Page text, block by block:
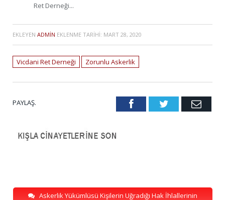
Ret Derneği...
EKLEYEN ADMIN EKLENME TARIHI: MART 28, 2020
Vicdani Ret Derneği Zorunlu Askerlik
PAYLAŞ. FacebookTwitter Email
Askerlik Yükümlüsü Kişilerin Uğradığı Hak İhlallerinin